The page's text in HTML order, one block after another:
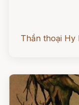
Thần thoại Hy